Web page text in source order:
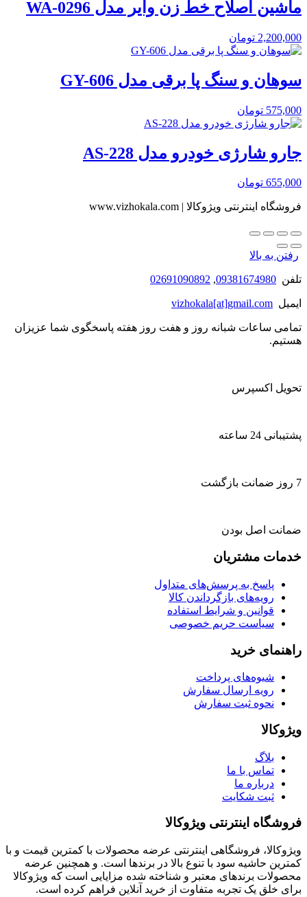
ماشین اصلاح خط زن وایر مدل WA-0296
2,200,000 تومان
سوهان و سنگ پا برقی مدل GY-606
575,000 تومان
جارو شارژی خودرو مدل AS-228
655,000 تومان
فروشگاه اینترنتی ویژوکالا | www.vizhokala.com
رفتن به بالا
تلفن 09381674980
,
02691090892
ایمیل vizhokala[at]gmail.com
تمامی ساعات شبانه روز و هفت روز هفته پاسخگوی شما عزیزان
هستیم.
تحویل اکسپرس
پشتیبانی 24 ساعته
7 روز ضمانت بازگشت
ضمانت اصل بودن
خدمات مشتریان
پاسخ به پرسش‌های متداول
رویه‌های بازگرداندن کالا
قوانین و شرایط استفاده
سیاست حریم خصوصی
راهنمای خرید
شیوه‌های پرداخت
رویه ارسال سفارش
نحوه ثبت سفارش
ویژوکالا
بلاگ
تماس با ما
درباره ما
ثبت شکایت
فروشگاه اینترنتی ویژوکالا
ویژوکالا، فروشگاهی اینترنتی عرضه محصولات با کمترین قیمت و با
کمترین حاشیه سود با تنوع بالا در برندها است. و همچنین عرضه
محصولات برندهای معتبر و شناخته شده مزایایی است که ویژوکالا
برای خلق یک تجربه متفاوت از خرید آنلاین فراهم کرده است.